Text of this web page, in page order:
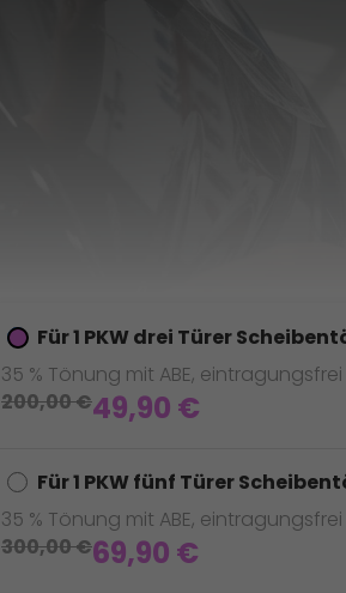
Für 1 PKW drei Türer
35 % Tönung mit ABE,
200,00€49,90 €
Für 1 PKW fünf Türer
35 % Tönung mit ABE,
300,00€69,90 €